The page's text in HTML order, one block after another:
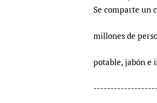
Se comparte un
millones de
potable, jabón e